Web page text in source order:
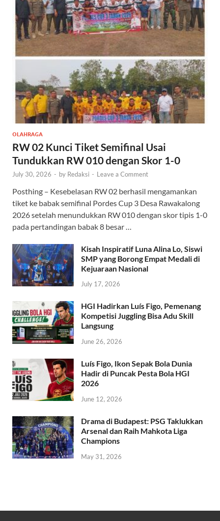
OLAHRAGA
RW 02 Kunci Tiket Semifinal Usai
Tundukkan RW 010 dengan Skor 1-0
July 30, 2026 - by Redaksi - Leave a Comment
Posthing – Kesebelasan RW 02 berhasil mengamankan
tiket ke babak semifinal Pordes Cup 3 Desa Rawakalong
2026 setelah menundukkan RW 010 dengan skor tipis 1-0
pada pertandingan babak 8 besar …
Kisah Inspiratif Luna Alina Lo, Siswi
SMP yang Borong Empat Medali di
Kejuaraan Nasional
July 17, 2026
HGI Hadirkan Luís Figo, Pemenang
Kompetisi Juggling Bisa Adu Skill
Langsung
June 26, 2026
Luís Figo, Ikon Sepak Bola Dunia
Hadir di Puncak Pesta Bola HGI
2026
June 12, 2026
Drama di Budapest: PSG Taklukkan
Arsenal dan Raih Mahkota Liga
Champions
May 31, 2026